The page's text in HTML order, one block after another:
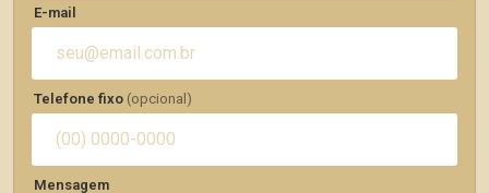
E-mail
Telefone fixo (opcional)
Mensagem